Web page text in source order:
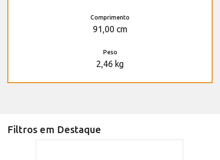
Comprimento
91,00 cm
Peso
2,46 kg
Filtros em Destaque